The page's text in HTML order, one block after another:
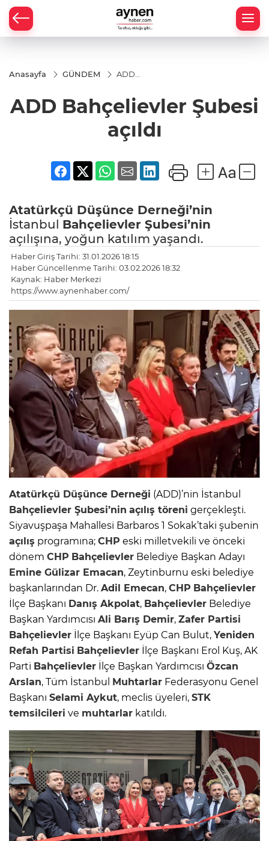
Anasayfa GÜNDEM
ADD
açıldı
ADD Bahçelievler Şubesi
açıldı
Atatürkçü Düşünce Derneği’nin
İstanbul Bahçelievler Şubesi’nin
açılışına, yoğun katılım yaşandı.
Haber Giriş Tarihi: 31.01.2026 18:15
Haber Güncellenme Tarihi: 03.02.2026 18:32
Kaynak: Haber Merkezi
https://www.aynenhaber.com/
Atatürkçü Düşünce Derneği (ADD)’nin İstanbul
Bahçelievler Şubesi’nin açılış töreni gerçekleşti.
Siyavuşpaşa Mahallesi Barbaros 1 Sokak’taki şubenin
açılış programına; CHP eski milletvekili ve önceki
dönem CHP Bahçelievler Belediye Başkan Adayı
Emine Gülizar Emacan, Zeytinburnu eski belediye
başkanlarından Dr. Adil Emecan, CHP Bahçelievler
İlçe Başkanı Danış Akpolat, Bahçelievler Belediye
Başkan Yardımcısı Ali Barış Demir, Zafer Partisi
Bahçelievler İlçe Başkanı Eyüp Can Bulut, Yeniden
Refah Partisi Bahçelievler İlçe Başkanı Erol Kuş, AK
Parti Bahçelievler İlçe Başkan Yardımcısı Özcan
Arslan, Tüm İstanbul Muhtarlar Federasyonu Genel
Başkanı Selami Aykut, meclis üyeleri, STK
temsilcileri ve muhtarlar katıldı.